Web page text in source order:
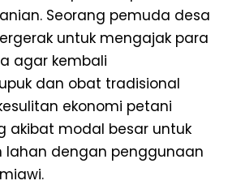
Seorang pemuda desa
untuk mengajak para
agar kembali
dan obat tradisional
ekonomi petani
akibat modal besar untuk
lahan dengan penggunaan